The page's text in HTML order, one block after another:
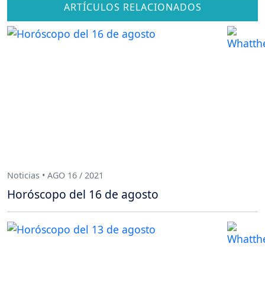
ARTÍCULOS RELACIONADOS
Noticias • AGO 16 / 2021
Horóscopo del 16 de agosto